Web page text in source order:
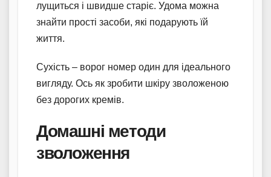
лущиться і швидше старіє. Удома можна
знайти прості засоби, які подарують їй
життя.
Сухість – ворог номер один для ідеального
вигляду. Ось як зробити шкіру зволоженою
без дорогих кремів.
Домашні методи
зволоження